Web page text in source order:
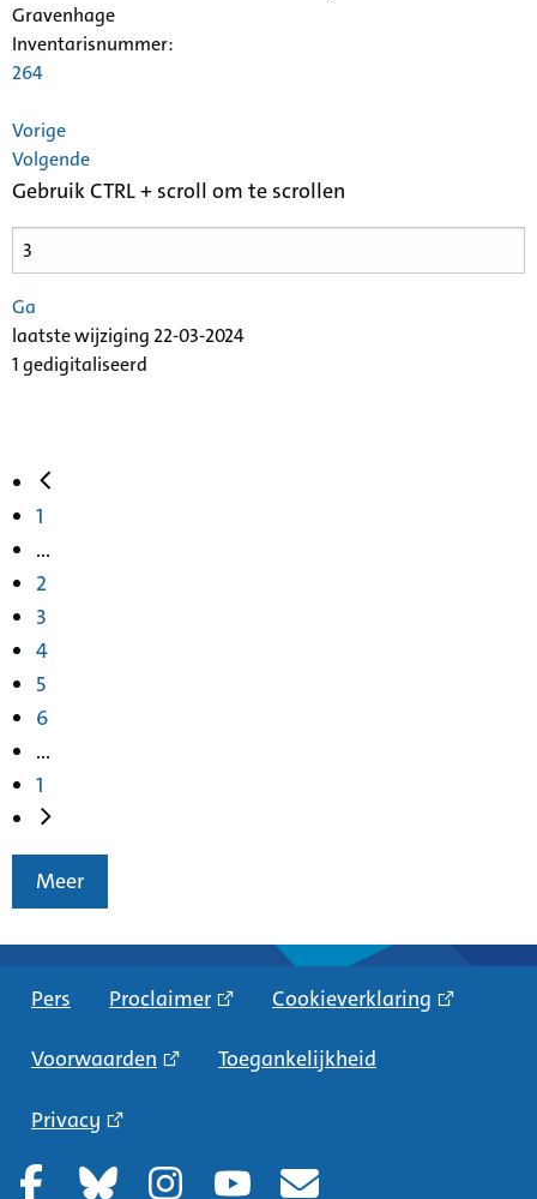
Gravenhage
Inventarisnummer:
264
Vorige
Volgende
Gebruik CTRL + scroll om te scrollen
Ga
laatste wijziging 22-03-2024
1 gedigitaliseerd
1
...
2
3
4
5
6
...
1
Meer
Pers Proclaimer Cookieverklaring
Voorwaarden Toegankelijkheid
Privacy